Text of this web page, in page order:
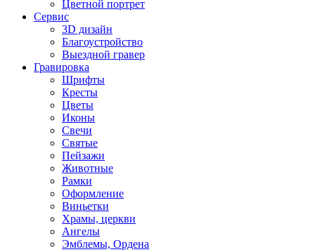
Цветной портрет
Сервис
3D дизайн
Благоустройство
Выездной гравер
Гравировка
Шрифты
Кресты
Цветы
Иконы
Свечи
Святые
Пейзажи
Животные
Рамки
Оформление
Виньетки
Храмы, церкви
Ангелы
Эмблемы, Ордена